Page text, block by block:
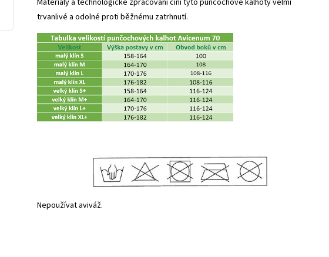
trvanlivé a odolné proti běžnému zatrhnutí.
Nepoužívat aviváž.